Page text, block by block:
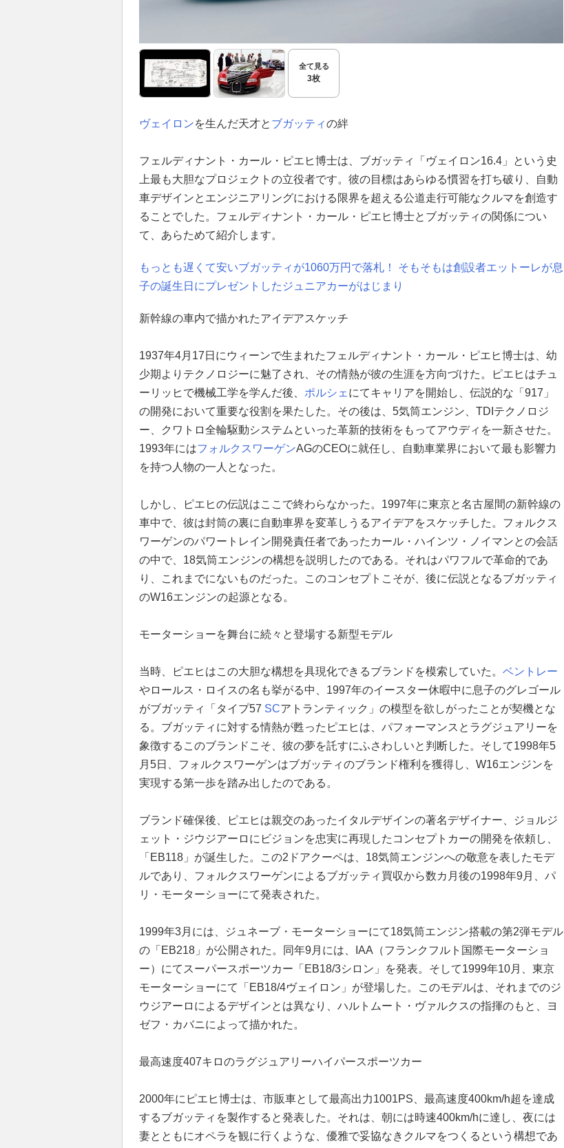
全て見る
3枚
ヴェイロンを生んだ天才と ブガッティの絆
フェルディナント・カール・ピエヒ博士は、ブガッティ「ヴェイロン16.4」という史
上最も大胆なプロジェクトの立役者です。彼の目標はあらゆる慣習を打ち破り、自動
車デザインとエンジニアリングにおける限界を超える公道走行可能なクルマを創造す
ることでした。フェルディナント・カール・ピエヒ博士とブガッティの関係につい
て、あらためて紹介します。
もっとも遅くて安いブガッティが1060万円で落札！ そもそもは創設者エットーレが息
子の誕生日にプレゼントしたジュニアカーがはじまり
新幹線の車内で描かれたアイデアスケッチ
1937年4月17日にウィーンで生まれたフェルディナント・カール・ピエヒ博士は、幼
少期よりテクノロジーに魅了され、その情熱が彼の生涯を方向づけた。ピエヒはチュ
ーリッヒで機械工学を学んだ後、 ポルシェ にてキャリアを開始し、伝説的な「917」
の開発において重要な役割を果たした。その後は、5気筒エンジン、TDIテクノロジ
ー、クワトロ全輪駆動システムといった革新的技術をもってアウディを一新させた。
1993年にはフォルクスワーゲンAGのCEOに就任し、自動車業界において最も影響力
を持つ人物の一人となった。
しかし、ピエヒの伝説はここで終わらなかった。1997年に東京と名古屋間の新幹線の
車中で、彼は封筒の裏に自動車界を変革しうるアイデアをスケッチした。フォルクス
ワーゲンのパワートレイン開発責任者であったカール・ハインツ・ノイマンとの会話
の中で、18気筒エンジンの構想を説明したのである。それはパワフルで革命的であ
り、これまでにないものだった。このコンセプトこそが、後に伝説となるブガッティ
のW16エンジンの起源となる。
モーターショーを舞台に続々と登場する新型モデル
当時、ピエヒはこの大胆な構想を具現化できるブランドを模索していた。 ベントレー
やロールス・ロイスの名も挙がる中、1997年のイースター休暇中に息子のグレゴール
がブガッティ「タイプ57 SCアトランティック」の模型を欲しがったことが契機とな
る。ブガッティに対する情熱が甦ったピエヒは、パフォーマンスとラグジュアリーを
象徴するこのブランドこそ、彼の夢を託すにふさわしいと判断した。そして1998年5
月5日、フォルクスワーゲンはブガッティのブランド権利を獲得し、W16エンジンを
実現する第一歩を踏み出したのである。
ブランド確保後、ピエヒは親交のあったイタルデザインの著名デザイナー、ジョルジ
ェット・ジウジアーロにビジョンを忠実に再現したコンセプトカーの開発を依頼し、
「EB118」が誕生した。この2ドアクーペは、18気筒エンジンへの敬意を表したモデ
ルであり、フォルクスワーゲンによるブガッティ買収から数カ月後の1998年9月、パ
リ・モーターショーにて発表された。
1999年3月には、ジュネーブ・モーターショーにて18気筒エンジン搭載の第2弾モデル
の「EB218」が公開された。同年9月には、IAA（フランクフルト国際モーターショ
ー）にてスーパースポーツカー「EB18/3シロン」を発表。そして1999年10月、東京
モーターショーにて「EB18/4ヴェイロン」が登場した。このモデルは、それまでのジ
ウジアーロによるデザインとは異なり、ハルトムート・ヴァルクスの指揮のもと、ヨ
ゼフ・カバニによって描かれた。
最高速度407キロのラグジュアリーハイパースポーツカー
2000年にピエヒ博士は、市販車として最高出力1001PS、最高速度400km/h超を達成
するブガッティを製作すると発表した。それは、朝には時速400km/hに達し、夜には
妻とともにオペラを観に行くような、優雅で妥協なきクルマをつくるという構想であ